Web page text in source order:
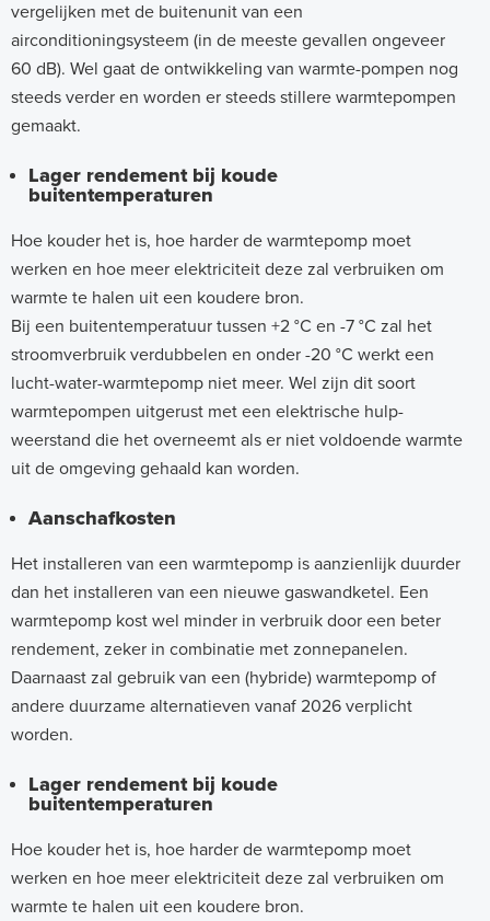
vergelijken met de buitenunit van een
airconditioningsysteem (in de meeste gevallen ongeveer
60 dB). Wel gaat de ontwikkeling van warmte-pompen nog
steeds verder en worden er steeds stillere warmtepompen
gemaakt.
Lager rendement bij koude
buitentemperaturen
Hoe kouder het is, hoe harder de warmtepomp moet
werken en hoe meer elektriciteit deze zal verbruiken om
warmte te halen uit een koudere bron.
Bij een buitentemperatuur tussen +2 °C en -7 °C zal het
stroomverbruik verdubbelen en onder -20 °C werkt een
lucht-water-warmtepomp niet meer. Wel zijn dit soort
warmtepompen uitgerust met een elektrische hulp-
weerstand die het overneemt als er niet voldoende warmte
uit de omgeving gehaald kan worden.
Aanschafkosten
Het installeren van een warmtepomp is aanzienlijk duurder
dan het installeren van een nieuwe gaswandketel. Een
warmtepomp kost wel minder in verbruik door een beter
rendement, zeker in combinatie met zonnepanelen.
Daarnaast zal gebruik van een (hybride) warmtepomp of
andere duurzame alternatieven vanaf 2026 verplicht
worden.
Lager rendement bij koude
buitentemperaturen
Hoe kouder het is, hoe harder de warmtepomp moet
werken en hoe meer elektriciteit deze zal verbruiken om
warmte te halen uit een koudere bron.